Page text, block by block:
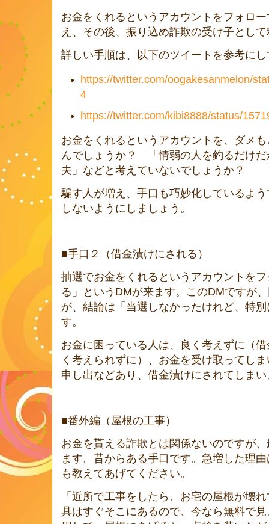
お金をくれるというアカウントをフォロ
え、その後、振り込め詐欺の受け子とし
詳しい手順は、以下のツイートを参考に
https://twitter.com/oogakesanmelon/
4
https://twitter.com/kibi8888/status/
お金をくれるというアカウントを、ダメ
んでしょうか？ 「情弱の人を釣るだけ
夫」などと考えていないでしょうか？
騙す人が増え、手口も巧妙化しているよ
しないようにしましょう。
■手口２（借金漬けにされる）
抽選でお金をくれるというアカウントを
る」というDMが来ます。このDMですが
が、結論は「当選しなかったけれど、特
す。
お金に困っている人は、良く考えずに（
く考えられずに）、お金を受け取ってし
申し出などあり、借金漬けにされてしま
■番外編（屋根の工事）
お金を貰える詐欺とは関係ないのですが
ます。昔からある手口です。急増した理
も教えてあげてください。
「近所で工事をしたら、お宅の屋根が壊
具はすぐそこにあるので、今なら無料で